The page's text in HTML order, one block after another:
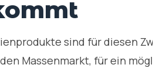
sind für diesen
Massenmarkt, für ein